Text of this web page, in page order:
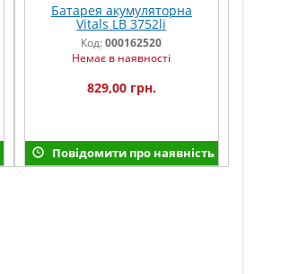
Батарея акумуляторна
Vitals LB 3752li
Код:000162520
Немає в наявності
829,00 грн.
Повідомити про наявність